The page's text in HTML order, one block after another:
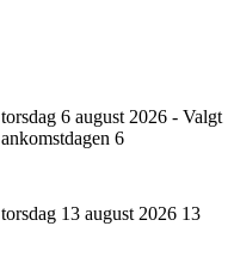
torsdag 6 august 2026 - Valgt
ankomstdagen 6
torsdag 13 august 2026 13